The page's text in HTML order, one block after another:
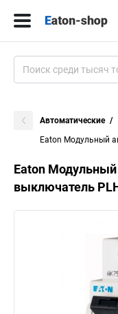
Автоматические
Eaton Модульный
Eaton
выключатель